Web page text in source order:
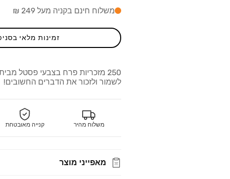
מ-250
מזכריות
פרח
פסטל
מזכריות
פרח
בצבעי
פסטל
משלוח חינם בקניה מעל 249 ₪
זמינות מלאי
לשמור ולזכור את הדברים החשובים!
משלוח מהיר קנייה מאובטחת
מאפייני מוצר